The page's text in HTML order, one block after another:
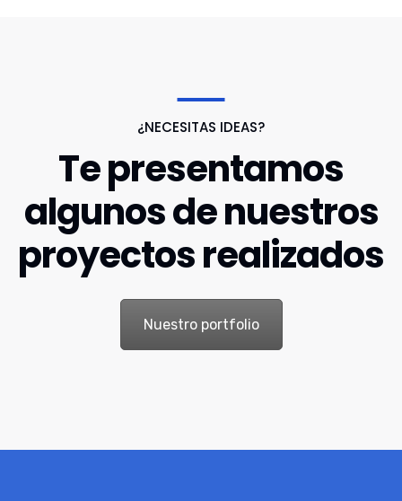
¿NECESITAS IDEAS?
Te presentamos
algunos de nuestros
proyectos realizados
Nuestro portfolio